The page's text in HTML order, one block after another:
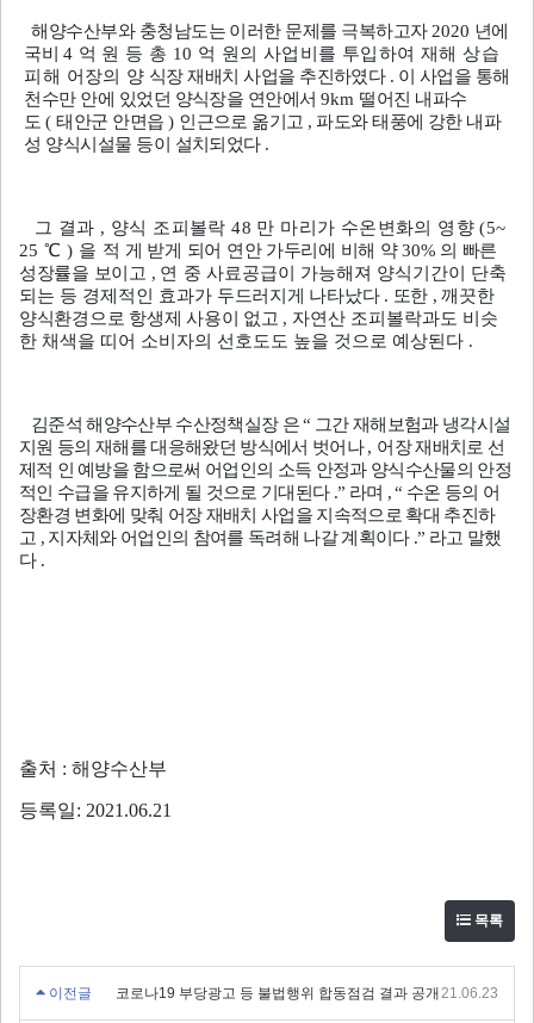
해양수산부와 충청남도는 이러한 문제를 극복하고자 2020 년에
국비 4 억 원 등 총 10 억 원의 사업비를 투입하여 재해 상습
피해 어장의 양 식장 재배치 사업을 추진하였다 . 이 사업을 통해
천수만 안에 있었던 양식장을 연안에서9km 떨어진 내파수
도(태안군 안면읍) 인근으로 옮기고 , 파도와 태풍에 강한 내파
성 양식시설물 등이 설치되었다 .
그 결과 , 양식 조피볼락48 만 마리가 수온변화의 영향(5~
25℃) 을 적 게 받게 되어 연안 가두리에 비해 약30% 의 빠른
성장률을 보이고 , 연 중 사료공급이 가능해져 양식기간이 단축
되는 등 경제적인 효과가 두드러지게 나타났다 . 또한 ,깨끗한
양식환경으로 항생제 사용이 없고 , 자연산 조피볼락과도 비슷
한 채색을 띠어 소비자의 선호도도 높을 것으로 예상된다 .
김준석 해양수산부 수산정책실장 은“ 그간 재해보험과 냉각시설
지원 등의 재해를 대응해왔던 방식에서 벗어나, 어장 재배치로 선
제적 인 예방을 함으로써 어업인의 소득 안정과 양식수산물의 안정
적인 수급을 유지하게 될 것으로 기대된다 .” 라며 , “ 수온 등의 어
장환경 변화에 맞춰 어장 재배치 사업을 지속적으로 확대 추진하
고 , 지자체와 어업인의 참여를 독려해 나갈 계획이다 .” 라고 말했
다 .
출처 : 해양수산부
등록일: 2021.06.21
목록
이전글 코로나19 부당광고 등 불법행위 합동점검 결과 공개21.06.23